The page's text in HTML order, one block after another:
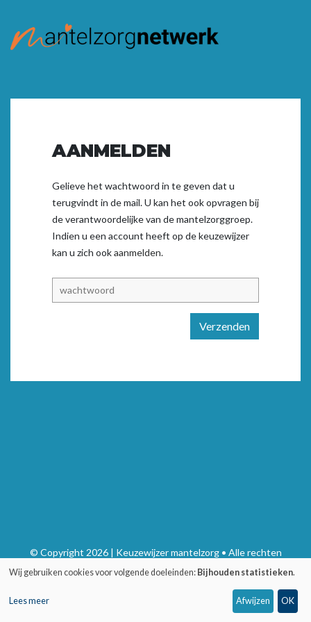
AANMELDEN
Gelieve het wachtwoord in te geven dat u
terugvindt in de mail. U kan het ook opvragen bij
de verantwoordelijke van de mantelzorggroep.
Indien u een account heeft op de keuzewijzer
kan u zich ookaanmelden.
Verzenden
© Copyright 2026 | Keuzewijzer mantelzorg • Alle rechten
voorbehouden
Wij gebruiken cookies voor volgende doeleinden: Bijhouden statistieken.
Lees meer Afwijzen OK